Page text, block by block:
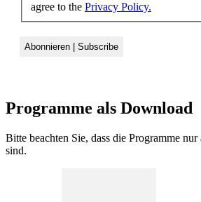
agree to the Privacy Policy.
Programme als Download
Bitte beachten Sie, dass die Programme nur
sind.